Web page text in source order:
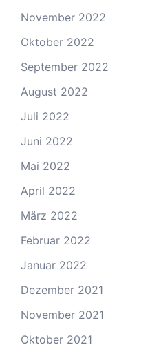
November 2022
Oktober 2022
September 2022
August 2022
Juli 2022
Juni 2022
Mai 2022
April 2022
März 2022
Februar 2022
Januar 2022
Dezember 2021
November 2021
Oktober 2021